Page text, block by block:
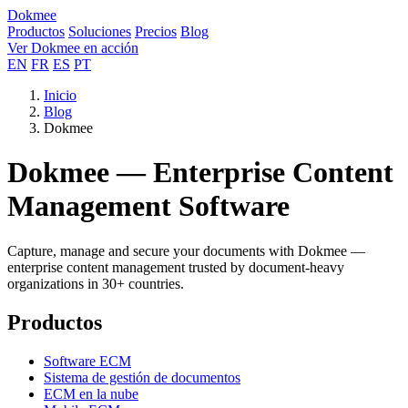
Dokmee
Productos Soluciones Precios Blog
Ver Dokmee en acción
EN FR ES PT
Inicio
Blog
Dokmee
Dokmee — Enterprise Content
Management Software
Capture, manage and secure your documents with Dokmee —
enterprise content management trusted by document-heavy
organizations in 30+ countries.
Productos
Software ECM
Sistema de gestión de documentos
ECM en la nube